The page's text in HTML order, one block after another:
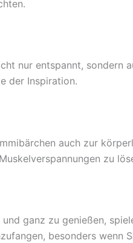
nur entspannt,
der Inspiration.
auch zur
zu
ganz zu genießen,
besonders